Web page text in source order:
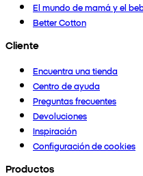
El mundo de mamá y el
Better Cotton
Cliente
Encuentra una tienda
Centro de ayuda
Preguntas frecuentes
Devoluciones
Inspiración
Configuración de cookies
Productos